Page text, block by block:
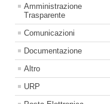
Amministrazione
Trasparente
Comunicazioni
Documentazione
Altro
URP